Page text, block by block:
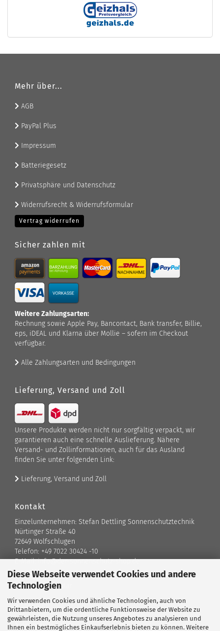
Diese Webseite verwendet Cookies und andere
Technologien
Wir verwenden Cookies und ähnliche Technologien, auch von
Drittanbietern, um die ordentliche Funktionsweise der Website zu
gewährleisten, die Nutzung unseres Angebotes zu analysieren und
Ihnen ein bestmögliches Einkaufserlebnis bieten zu können. Weitere
Mehr über...
AGB
PayPal Plus
Impressum
Batteriegesetz
Privatsphäre und Datenschutz
Widerrufsrecht & Widerrufsformular
Vertrag widerrufen
Sicher zahlen mit
Weitere Zahlungsarten:
Rechnung sowie Apple Pay, Bancontact, Bank transfer, Billie,
eps, iDEAL und Klarna über Mollie – sofern im Checkout
verfügbar.
Alle Zahlungsarten und Bedingungen
Lieferung, Versand und Zoll
Unsere Produkte werden nicht nur sorgfältig verpackt, wir
garantieren auch eine schnelle Auslieferung. Nähere
Versand- und Zollinformationen, auch für das Ausland
finden Sie unter folgenden Link:
Lieferung, Versand und Zoll
Kontakt
Einzelunternehmen: Stefan Dettling Sonnenschutztechnik
Nürtinger Straße 40
72649 Wolfschlugen
Telefon: +49 7022 30424 -10
E-Mail: info@der-sonnenschutz-shop.de
Kontaktformular
Standort
Ansprechpartner